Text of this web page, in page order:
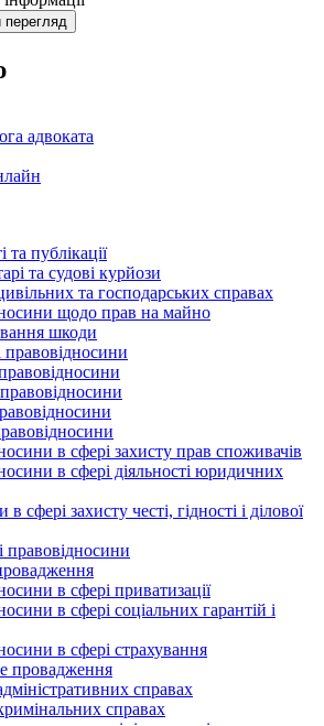
адвоката
та публікації
та судові курйози
та господарських справах
щодо прав на майно
шкоди
правовідносини
в сфері захисту прав споживачів
в сфері діяльності юридичних
сфері захисту честі, гідності і ділової
правовідносини
в сфері приватизації
в сфері соціальних гарантій і
в сфері страхування
провадження
справах
справах